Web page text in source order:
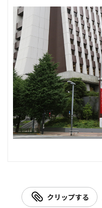
クリップする